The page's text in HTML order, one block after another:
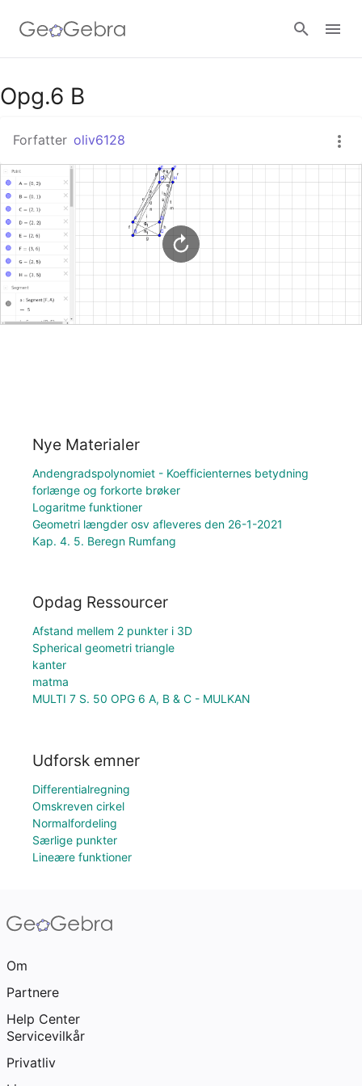
Google Classroom
GeoGebra Classroom
Log ind
Opg.6 B
Forfatter oliv6128
Nye Materialer
Andengradspolynomiet - Koefficienternes betydning
forlænge og forkorte brøker
Logaritme funktioner
Geometri længder osv afleveres den 26-1-2021
Kap. 4. 5. Beregn Rumfang
Opdag Ressourcer
Afstand mellem 2 punkter i 3D
Spherical geometri triangle
kanter
matma
MULTI 7 S. 50 OPG 6 A, B & C - MULKAN
Udforsk emner
Differentialregning
Omskreven cirkel
Normalfordeling
Særlige punkter
Lineære funktioner
Om
Partnere
Help Center
Servicevilkår
Privatliv